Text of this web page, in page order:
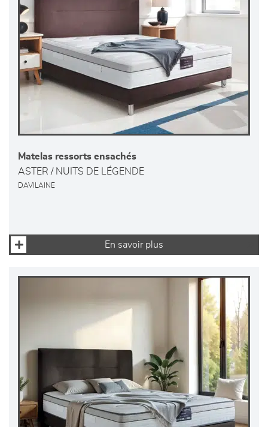
Matelas ressorts ensachés
ASTER / NUITS DE LÉGENDE
DAVILAINE
En savoir plus